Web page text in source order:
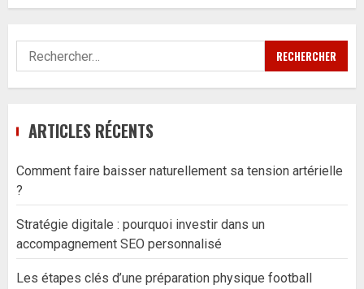
Rechercher :
ARTICLES RÉCENTS
Comment faire baisser naturellement sa tension artérielle
?
Stratégie digitale : pourquoi investir dans un
accompagnement SEO personnalisé
Les étapes clés d’une préparation physique football